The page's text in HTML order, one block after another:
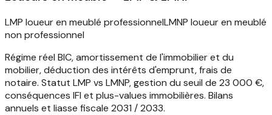
LMP loueur en meublé professionnelLMNP loueur en meublé
non professionnel
Régime réel BIC, amortissement de l'immobilier et du
mobilier, déduction des intérêts d'emprunt, frais de
notaire. Statut LMP vs LMNP, gestion du seuil de 23 000 €,
conséquences IFI et plus-values immobilières. Bilans
annuels et liasse fiscale 2031 / 2033.